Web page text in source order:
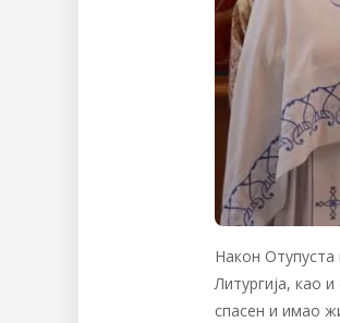
Након Отупуста
Литургија, као
спасен и имао